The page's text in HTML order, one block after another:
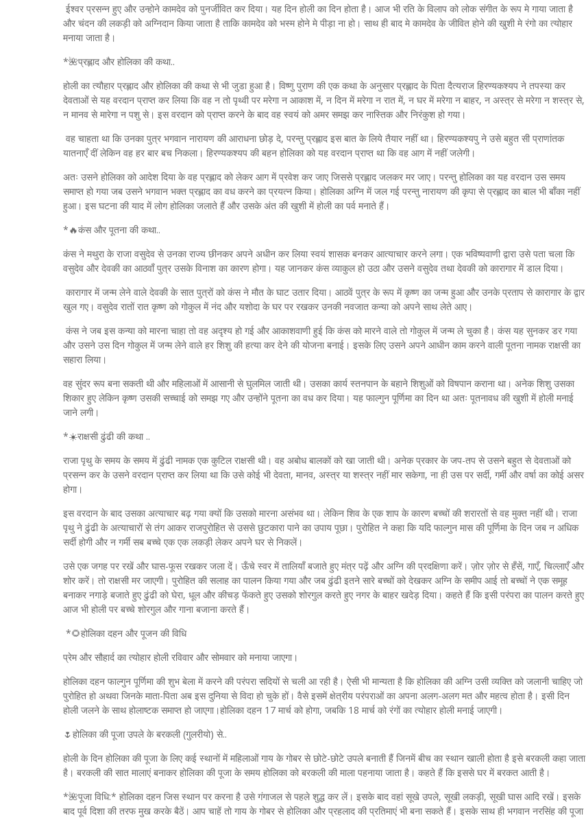
ईश्वर प्रसन्न हुए और उन्होने कामदेव को पुनर्जीवित कर दिया। यह दिन होली का दिन होता है। आज भी रति के विलाप को लोक संगीत के रूप मे गाया जाता है
और चंदन की लकड़ी को अग्निदान किया जाता है ताकि कामदेव को भस्म होने मे पीड़ा ना हो। साथ ही बाद मे कामदेव के जीवित होने की खुशी मे रंगो का त्योहार
मनाया जाता है।
*🌺प्रह्लाद और होलिका की कथा..
होली का त्यौहार प्रह्लाद और होलिका की कथा से भी जुडा हुआ है। विष्णु पुराण की एक कथा के अनुसार प्रह्लाद के पिता दैत्यराज हिरण्यकश्यप ने तपस्या कर
देवताओं से यह वरदान प्राप्त कर लिया कि वह न तो पृथ्वी पर मरेगा न आकाश में, न दिन में मरेगा न रात में, न घर में मरेगा न बाहर, न अस्त्र से मरेगा न शस्त्र से,
न मानव से मारेगा न पशु से। इस वरदान को प्राप्त करने के बाद वह स्वयं को अमर समझ कर नास्तिक और निरंकुश हो गया।
वह चाहता था कि उनका पुत्र भगवान नारायण की आराधना छोड़ दे, परन्तु प्रह्लाद इस बात के लिये तैयार नहीं था। हिरण्यकश्यपु ने उसे बहुत सी प्राणांतक
यातनाएँ दीं लेकिन वह हर बार बच निकला। हिरण्यकश्यप की बहन होलिका को यह वरदान प्राप्त था कि वह आग में नहीं जलेगी।
अतः उसने होलिका को आदेश दिया के वह प्रह्लाद को लेकर आग में प्रवेश कर जाए जिससे प्रह्लाद जलकर मर जाए। परन्तु होलिका का यह वरदान उस समय
समाप्त हो गया जब उसने भगवान भक्त प्रह्लाद का वध करने का प्रयत्न किया। होलिका अग्नि में जल गई परन्तु नारायण की कृपा से प्रह्लाद का बाल भी बाँका नहीं
हुआ। इस घटना की याद में लोग होलिका जलाते हैं और उसके अंत की खुशी में होली का पर्व मनाते हैं।
*🔥कंस और पूतना की कथा..
कंस ने मथुरा के राजा वसुदेव से उनका राज्य छीनकर अपने अधीन कर लिया स्वयं शासक बनकर आत्याचार करने लगा। एक भविष्यवाणी द्वारा उसे पता चला कि
वसुदेव और देवकी का आठवाँ पुत्र उसके विनाश का कारण होगा। यह जानकर कंस व्याकुल हो उठा और उसने वसुदेव तथा देवकी को कारागार में डाल दिया।
कारागार में जन्म लेने वाले देवकी के सात पुत्रों को कंस ने मौत के घाट उतार दिया। आठवें पुत्र के रूप में कृष्ण का जन्म हुआ और उनके प्रताप से कारागार के द्वार
खुल गए। वसुदेव रातों रात कृष्ण को गोकुल में नंद और यशोदा के घर पर रखकर उनकी नवजात कन्या को अपने साथ लेते आए।
कंस ने जब इस कन्या को मारना चाहा तो वह अदृश्य हो गई और आकाशवाणी हुई कि कंस को मारने वाले तो गोकुल में जन्म ले चुका है। कंस यह सुनकर डर गया
और उसने उस दिन गोकुल में जन्म लेने वाले हर शिशु की हत्या कर देने की योजना बनाई। इसके लिए उसने अपने आधीन काम करने वाली पूतना नामक राक्षसी का
सहारा लिया।
वह सुंदर रूप बना सकती थी और महिलाओं में आसानी से घुलमिल जाती थी। उसका कार्य स्तनपान के बहाने शिशुओं को विषपान कराना था। अनेक शिशु उसका
शिकार हुए लेकिन कृष्ण उसकी सच्चाई को समझ गए और उन्होंने पूतना का वध कर दिया। यह फाल्गुन पूर्णिमा का दिन था अतः पूतनावध की खुशी में होली मनाई
जाने लगी।
*☀️राक्षसी ढुंढी की कथा ..
राजा पृथु के समय के समय में ढुंढी नामक एक कुटिल राक्षसी थी। वह अबोध बालकों को खा जाती थी। अनेक प्रकार के जप-तप से उसने बहुत से देवताओं को
प्रसन्न कर के उसने वरदान प्राप्त कर लिया था कि उसे कोई भी देवता, मानव, अस्त्र या शस्त्र नहीं मार सकेगा, ना ही उस पर सर्दी, गर्मी और वर्षा का कोई असर
होगा।
इस वरदान के बाद उसका अत्याचार बढ़ गया क्यों कि उसको मारना असंभव था। लेकिन शिव के एक शाप के कारण बच्चों की शरारतों से वह मुक्त नहीं थी। राजा
पृथु ने ढुंढी के अत्याचारों से तंग आकर राजपुरोहित से उससे छुटकारा पाने का उपाय पूछा। पुरोहित ने कहा कि यदि फाल्गुन मास की पूर्णिमा के दिन जब न अधिक
सर्दी होगी और न गर्मी सब बच्चे एक एक लकड़ी लेकर अपने घर से निकलें।
उसे एक जगह पर रखें और घास-फूस रखकर जला दें। ऊँचे स्वर में तालियाँ बजाते हुए मंत्र पढ़ें और अग्नि की प्रदक्षिणा करें। ज़ोर ज़ोर से हँसें, गाएँ, चिल्लाएँ और
शोर करें। तो राक्षसी मर जाएगी। पुरोहित की सलाह का पालन किया गया और जब ढुंढी इतने सारे बच्चों को देखकर अग्नि के समीप आई तो बच्चों ने एक समूह
बनाकर नगाड़े बजाते हुए ढुंढी को घेरा, धूल और कीचड़ फेंकते हुए उसको शोरगुल करते हुए नगर के बाहर खदेड़ दिया। कहते हैं कि इसी परंपरा का पालन करते हुए
आज भी होली पर बच्चे शोरगुल और गाना बजाना करते हैं।
*🌻होलिका दहन और पूजन की विधि
प्रेम और सौहार्द का त्योहार होली रविवार और सोमवार को मनाया जाएगा।
होलिका दहन फाल्गुन पूर्णिमा की शुभ बेला में करने की परंपरा सदियों से चली आ रही है। ऐसी भी मान्यता है कि होलिका की अग्नि उसी व्यक्ति को जलानी चाहिए जो
पुरोहित हो अथवा जिनके माता-पिता अब इस दुनिया से विदा हो चुके हों। वैसे इसमें क्षेत्रीय परंपराओं का अपना अलग-अलग मत और महत्व होता है। इसी दिन
होली जलने के साथ होलाष्टक समाप्त हो जाएगा।होलिका दहन 17 मार्च को होगा, जबकि 18 मार्च को रंगों का त्योहार होली मनाई जाएगी।
🌷होलिका की पूजा उपले के बरकली (गुलरीयो) से..
होली के दिन होलिका की पूजा के लिए कई स्थानों में महिलाओं गाय के गोबर से छोटे-छोटे उपले बनाती हैं जिनमें बीच का स्थान खाली होता है इसे बरकली कहा जाता
है। बरकली की सात मालाएं बनाकर होलिका की पूजा के समय होलिका को बरकली की माला पहनाया जाता है। कहते हैं कि इससे घर में बरकत आती है।
*🌺पूजा विधि:* होलिका दहन जिस स्थान पर करना है उसे गंगाजल से पहले शुद्ध कर लें। इसके बाद वहां सूखे उपले, सूखी लकड़ी, सूखी घास आदि रखें। इसके
बाद पूर्व दिशा की तरफ मुख करके बैठें। आप चाहें तो गाय के गोबर से होलिका और प्रहलाद की प्रतिमाएं भी बना सकते हैं। इसके साथ ही भगवान नरसिंह की पूजा